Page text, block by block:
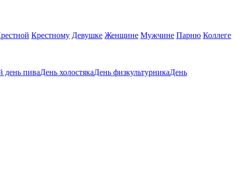
Крестному Девушке Женщине Мужчине Парню Коллеге
день пиваДень холостякаДень физкультурникаДень